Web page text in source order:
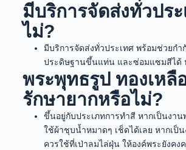
มีบริการจัดส่งทั่วปร
ไม่?
มีบริการจัดส่งทั่วประเทศ พร้อมช่วยกำ
ประดิษฐานขึ้นแท่น และซ่อมแซมสีได้
พระพุทธรูป ทองเหลื
รักษายากหรือไม่?
ขึ้นอยู่กับประเภทการทำสี หากเป็นงา
ใช้ผ้าชุบน้ำหมาดๆ เช็ดได้เลย หากเป็
ควรใช้ที่เป่าลมไล่ฝุ่น ให้องค์พระยังคง